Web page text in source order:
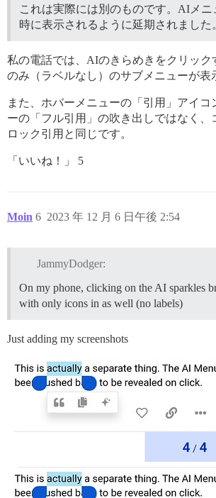
これは実際には別のものです。AIメニ
時に表示されるように延期されました
私の電話では、AIのきらめきをクリック
のみ（ラベルなし）のサブメニューが表
また、ホバーメニューの「引用」アイコ
ーの「フル引用」の吹き出しではなく、
ロック引用と同じです。
「いいね！」 5
Moin 2023 年 12 月 6 日午後 2:54
6
JammyDodger:
On my phone, clicking on the AI sparkles
with only icons in as well (no labels)
Just adding my screenshots